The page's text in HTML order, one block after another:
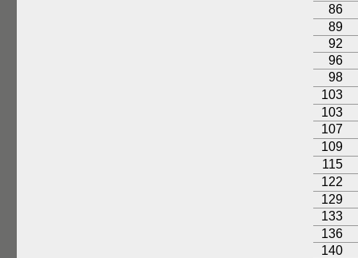
86
89
92
96
98
103
103
107
109
115
122
129
133
136
140